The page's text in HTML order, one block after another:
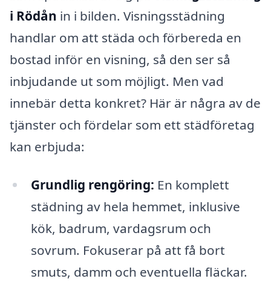
i Rödån in i bilden. Visningsstädning
handlar om att städa och förbereda en
bostad inför en visning, så den ser så
inbjudande ut som möjligt. Men vad
innebär detta konkret? Här är några av de
tjänster och fördelar som ett städföretag
kan erbjuda:
Grundlig rengöring: En komplett
städning av hela hemmet, inklusive
kök, badrum, vardagsrum och
sovrum. Fokuserar på att få bort
smuts, damm och eventuella fläckar.